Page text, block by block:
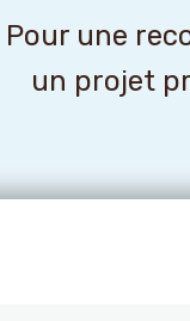
Pour une
un projet